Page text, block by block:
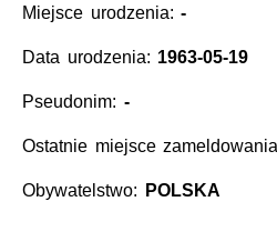
Miejsce urodzenia:-
Data urodzenia: 1963-05-19
Pseudonim: -
Ostatnie miejsce
Obywatelstwo: POLSKA